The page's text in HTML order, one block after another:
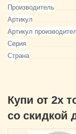
Производитель
Артикул
Артикул
Серия
Страна
Купи от 2х
со скидкой